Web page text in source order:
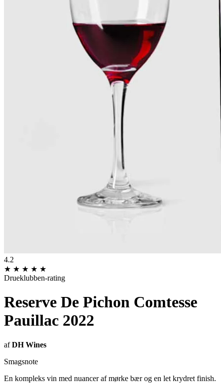
4.2
★ ★ ★ ★ ★
Drueklubben-rating
Reserve De Pichon Comtesse
Pauillac 2022
afDH Wines
Smagsnote
En kompleks vin med nuancer af mørke bær og en let krydret finish.